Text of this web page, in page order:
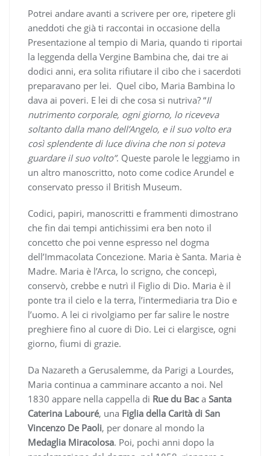
Potrei andare avanti a scrivere per ore, ripetere gli
aneddoti che già ti raccontai in occasione della
Presentazione al tempio di Maria, quando ti riportai
la leggenda della Vergine Bambina che, dai tre ai
dodici anni, era solita rifiutare il cibo che i sacerdoti
preparavano per lei. Quel cibo, Maria Bambina lo
dava ai poveri. E lei di che cosa si nutriva? “Il
nutrimento corporale, ogni giorno, lo riceveva
soltanto dalla mano dell’Angelo, e il suo volto era
così splendente di luce divina che non si poteva
guardare il suo volto”. Queste parole le leggiamo in
un altro manoscritto, noto come codice Arundel e
conservato presso il British Museum.
Codici, papiri, manoscritti e frammenti dimostrano
che fin dai tempi antichissimi era ben noto il
concetto che poi venne espresso nel dogma
dell’Immacolata Concezione. Maria è Santa. Maria è
Madre. Maria è l’Arca, lo scrigno, che concepì,
conservò, crebbe e nutrì il Figlio di Dio. Maria è il
ponte tra il cielo e la terra, l’intermediaria tra Dio e
l’uomo. A lei ci rivolgiamo per far salire le nostre
preghiere fino al cuore di Dio. Lei ci elargisce, ogni
giorno, fiumi di grazie.
Da Nazareth a Gerusalemme, da Parigi a Lourdes,
Maria continua a camminare accanto a noi. Nel
1830 appare nella cappella di Rue du Baca Santa
Caterina Labouré, una Figlia della Carità di San
Vincenzo De Paoli, per donare al mondo la
Medaglia Miracolosa. Poi, pochi anni dopo la